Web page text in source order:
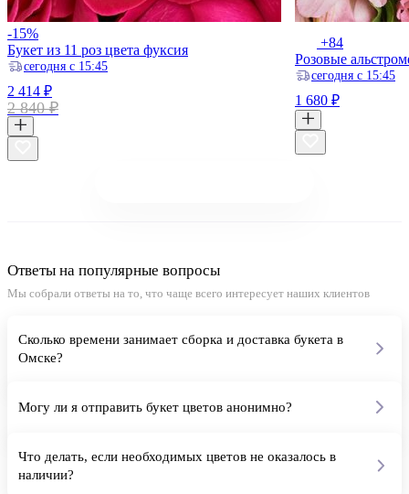
-15%
Букет из 11 роз цвета фуксия
ceгодня с 15:45
2 414 ₽
2 840 ₽
+84
Розовые
ceгодня с 15:45
1 680 ₽
Ответы на популярные вопросы
Мы собрали ответы на то, что чаще всего интересует наших клиентов
Сколько времени занимает сборка и доставка букета в
Омске?
доставка курьером в специальном аквабоксе для лучшего
Могу ли я отправить букет цветов анонимно?
Что делать, если необходимых цветов не оказалось в
наличии?